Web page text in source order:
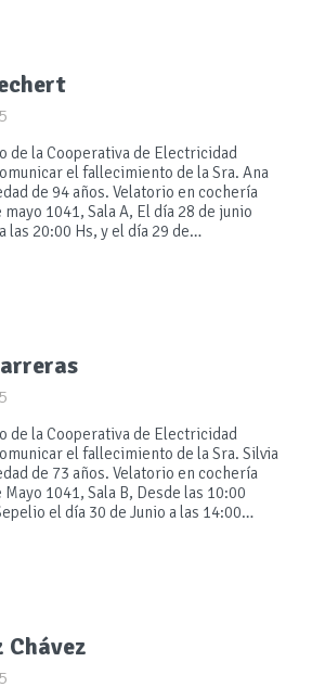
de la Cooperativa de Electricidad
el fallecimiento de la Sra. Ana
de 94 años. Velatorio en cochería
1041, Sala A, El día 28 de junio
las 20:00 Hs, y el día 29 de…
de la Cooperativa de Electricidad
el fallecimiento de la Sra. Silvia
de 73 años. Velatorio en cochería
1041, Sala B, Desde las 10:00
el día 30 de Junio a las 14:00…